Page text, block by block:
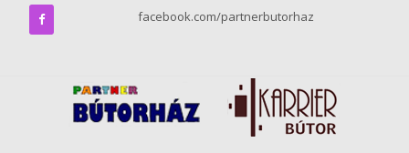
facebook.com/partnerbutorhaz